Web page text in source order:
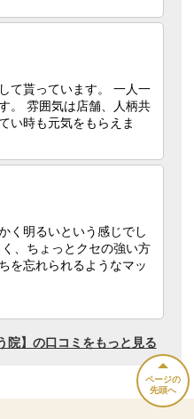
ページの
先頭へ